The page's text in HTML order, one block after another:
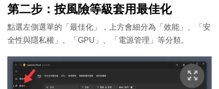
第二步：按風險等級套用最佳化
點選左側選單的「最佳化」，上方會細分為「效能」、「安
全性與隱私權」、「GPU」、「電源管理」等分類。